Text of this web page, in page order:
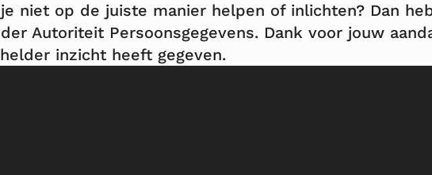
niet op de juiste manier helpen of inlichten? Dan
Autoriteit Persoonsgegevens. Dank voor jouw
inzicht heeft gegeven.